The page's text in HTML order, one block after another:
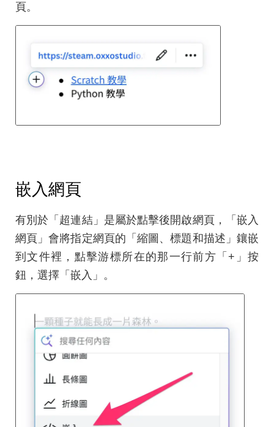
頁。
嵌入網頁
有別於「超連結」是屬於點擊後開啟網頁，「嵌入
網頁」會將指定網頁的「縮圖、標題和描述」鑲嵌
到文件裡，點擊游標所在的那一行前方「+」按
鈕，選擇「嵌入」。